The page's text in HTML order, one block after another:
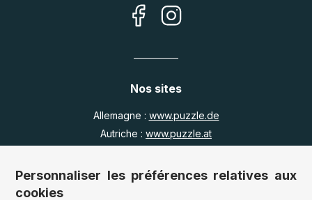
Nos sites
Allemagne : www.puzzle.de
Autriche : www.puzzle.at
Royaume Uni :
www.jigsawpuzzle.co.uk
Personnaliser les préférences relatives aux
cookies